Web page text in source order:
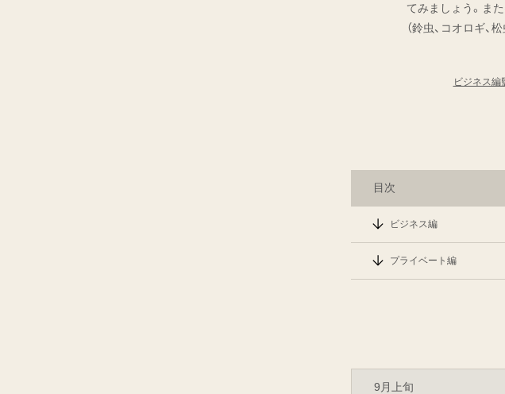
てみましょう。また
（鈴虫、コオロギ、
ビジネス編
目次
ビジネス編
プライベート編
9月上旬